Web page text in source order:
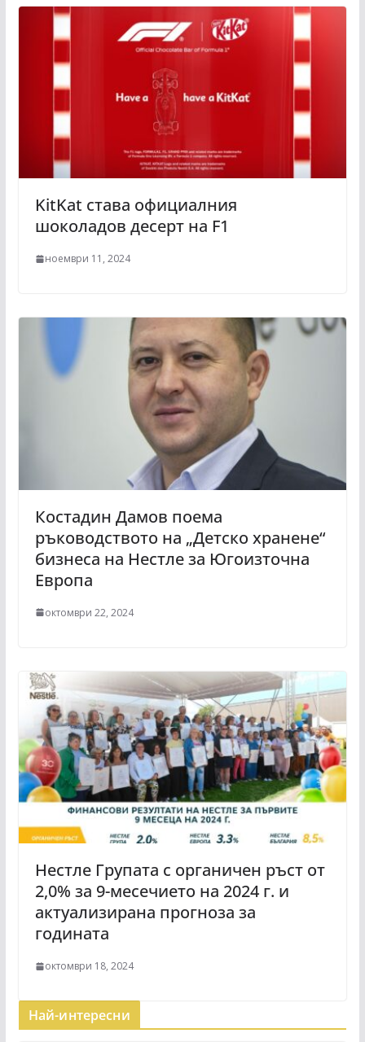
KitKat става официалния
шоколадов десерт на F1
ноември 11, 2024
Костадин Дамов поема
ръководството на „Детско хранене“
бизнеса на Нестле за Югоизточна
Европа
октомври 22, 2024
Нестле Групата с органичен ръст от
2,0% за 9-месечието на 2024 г. и
актуализирана прогноза за
годината
октомври 18, 2024
Най-интересни